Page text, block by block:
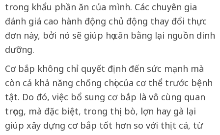
trong khẩu phần ăn của mình. Các chuyên gia
đánh giá cao hành động chủ động thay đổi thực
đơn này, bởi nó sẽ giúp họ cân bằng lại nguồn dinh
dưỡng.
Cơ bắp không chỉ quyết định đến sức mạnh mà
còn cả khả năng chống chọi của cơ thể trước bệnh
tật. Do đó, việc bổ sung cơ bắp là vô cùng quan
trọng, mà đặc biệt, trong thị bò, lợn hay gà lại
giúp xây dựng cơ bắp tốt hơn so với thịt cá, từ